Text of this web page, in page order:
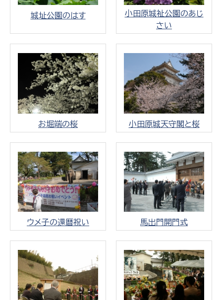
城址公園のはす
小田原城祉公園のあじ
さい
お堀端の桜 小田原城天守閣と桜
ウメ子の還暦祝い 馬出門開門式